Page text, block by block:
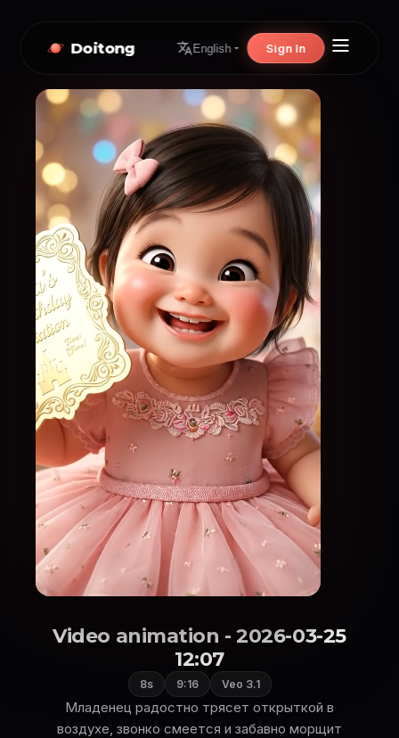
Doitong English Sign In
Video animation - 2026-03-25
12:07
8s 9:16 Veo 3.1
Младенец радостно трясет открыткой в
воздухе, звонко смеется и забавно морщит